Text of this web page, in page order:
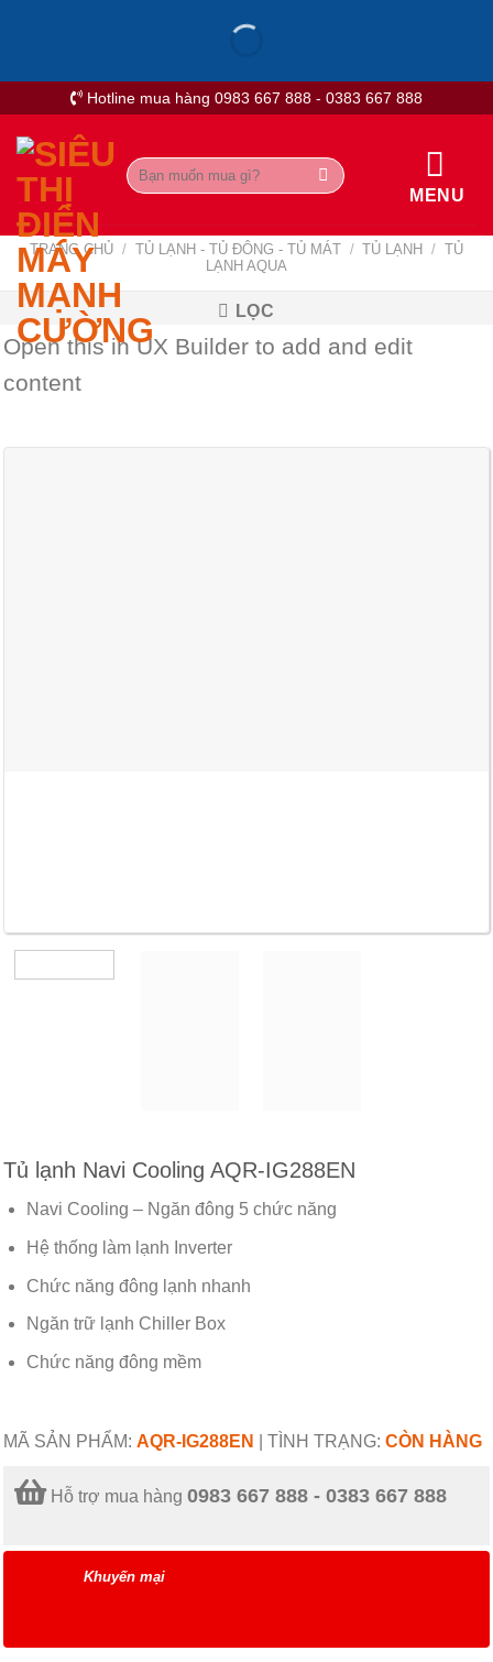
Hotline mua hàng 0983 667 888 - 0383 667 888
Tìm
kiếm:
MENU
TRANG CHỦ / TỦ LẠNH - TỦ ĐÔNG - TỦ MÁT / TỦ LẠNH / TỦ
LẠNH AQUA
LỌC
Open this in UX Builder to add and edit
content
Tủ lạnh Navi Cooling AQR-IG288EN
Navi Cooling – Ngăn đông 5 chức năng
Hệ thống làm lạnh Inverter
Chức năng đông lạnh nhanh
Ngăn trữ lạnh Chiller Box
Chức năng đông mềm
MÃ SẢN PHẨM: AQR-IG288EN TÌNH TRẠNG: CÒN HÀNG
Hỗ trợ mua hàng 0983 667 888 - 0383 667 888
Khuyến mại